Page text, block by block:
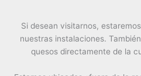
Si desean visitarnos,
nuestras instalaciones.
quesos directamente de la